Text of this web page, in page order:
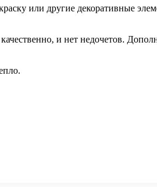
или другие декоративные
и нет недочетов.